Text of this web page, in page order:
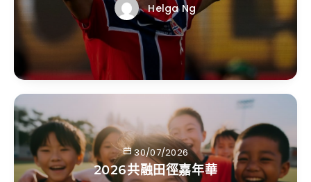
Helga Ng
30/07/2026
2026共融田徑嘉年華